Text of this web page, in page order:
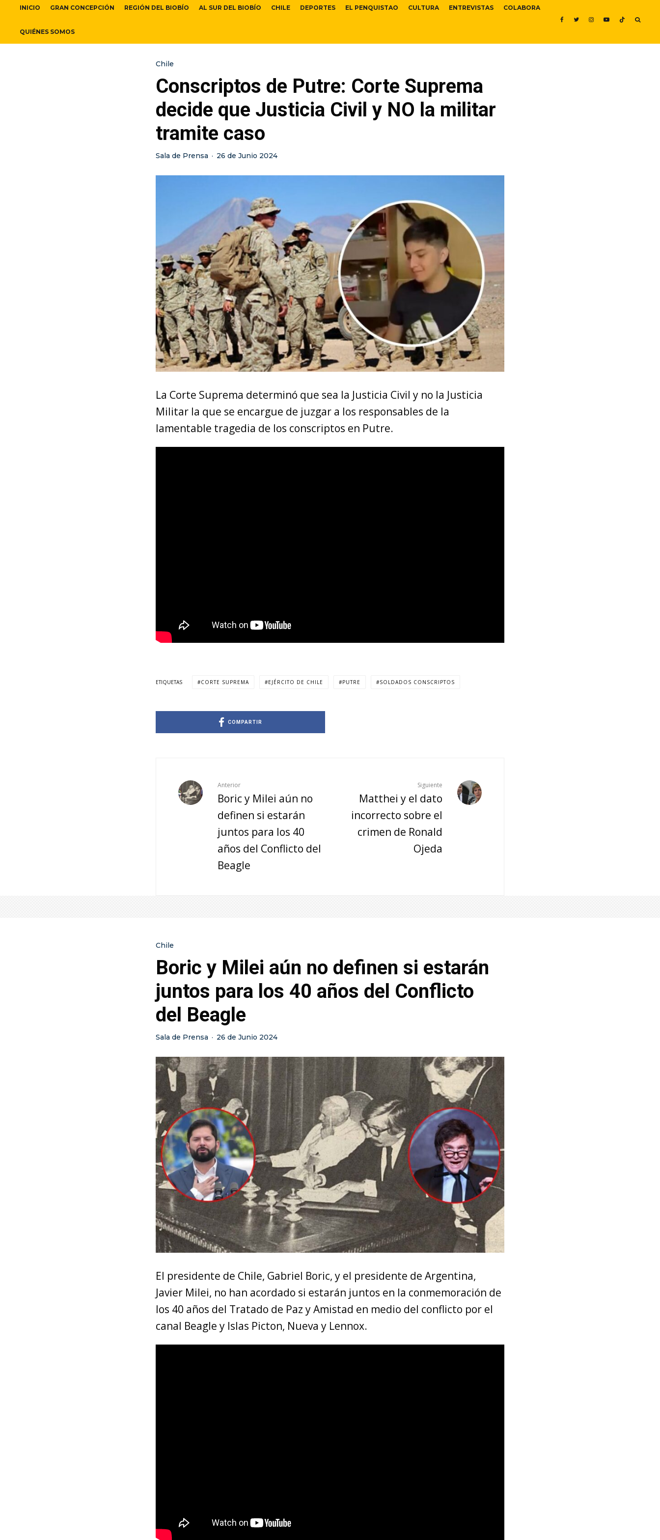
INICIO GRAN CONCEPCIÓN REGIÓN DEL BIOBÍO AL SUR DEL BIOBÍO CHILE DEPORTES EL PENQUISTAO CULTURA ENTREVISTAS COLABORA
QUIÉNES SOMOS
Chile
Conscriptos de Putre: Corte Suprema
decide que Justicia Civil y NO la militar
tramite caso
Sala de Prensa · 26 de Junio 2024
La Corte Suprema determinó que sea la Justicia Civil y no la Justicia
Militar la que se encargue de juzgar a los responsables de la
lamentable tragedia de los conscriptos en Putre.
ETIQUETAS CORTE SUPREMA EJÉRCITO DE CHILE PUTRE SOLDADOS CONSCRIPTOS
COMPARTIR
Anterior
Boric y Milei aún no
definen si estarán
juntos para los 40
años del Conflicto del
Beagle
Siguiente
Matthei y el dato
incorrecto sobre el
crimen de Ronald
Ojeda
Chile
Boric y Milei aún no definen si estarán
juntos para los 40 años del Conflicto
del Beagle
Sala de Prensa · 26 de Junio 2024
El presidente de Chile, Gabriel Boric, y el presidente de Argentina,
Javier Milei, no han acordado si estarán juntos en la conmemoración de
los 40 años del Tratado de Paz y Amistad en medio del conflicto por el
canal Beagle y Islas Picton, Nueva y Lennox.